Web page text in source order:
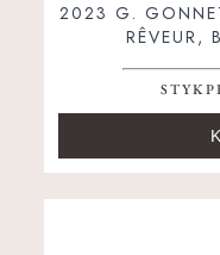
2023 G.
RÊVEUR,